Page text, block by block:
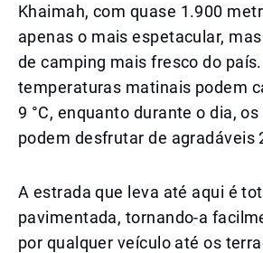
Khaimah, com quase 1.900
apenas o mais espetacular,
de camping mais fresco do
temperaturas matinais podem
9 °C, enquanto durante o dia,
podem desfrutar de agradáveis
A estrada que leva até aqui é
pavimentada, tornando-a
por qualquer veículo até os